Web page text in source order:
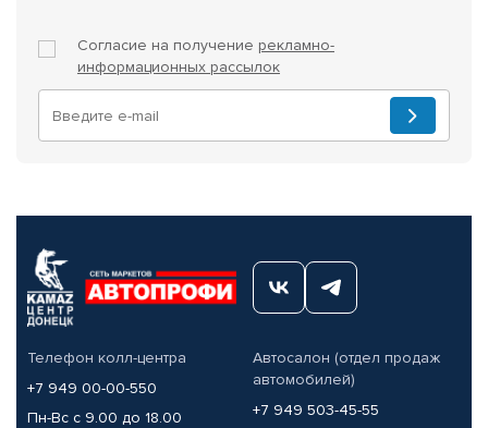
Согласие на получение рекламно-
информационных рассылок
Телефон колл-центра
+7 949 00-00-550
Пн-Вс с 9.00 до 18.00
Автосалон (отдел продаж
автомобилей)
+7 949 503-45-55